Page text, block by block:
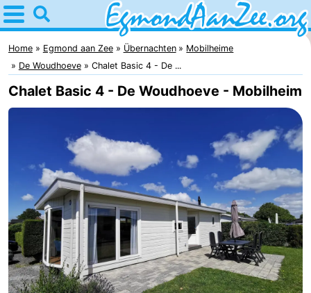
Home
Egmond
aan
Zee
Tipps
Für
Noordhollands
duinreservaat
Übernachten
Appartements
-
De
-
Home Egmond aan Zee Übernachten
Mobilheime
De Woudhoeve
Chalet Basic 4 - De ...
Chalet Basic 4 - De Woudhoeve - Mobilheim